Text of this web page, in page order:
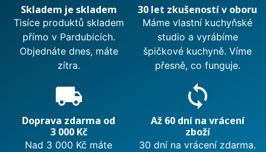
Skladem je skladem
Tisíce produktů skladem
přímo v Pardubicích.
Objednáte dnes, máte
zítra.
30 let zkušeností v oboru
Máme vlastní kuchyňské
studio a vyrábíme
špičkové kuchyně. Víme
přesně, co funguje.
local_shipping
Doprava zdarma od
3 000 Kč
Nad 3 000 Kč máte
sync
Až 60 dní na vrácení
zboží
30 dní na vrácení zdarma.